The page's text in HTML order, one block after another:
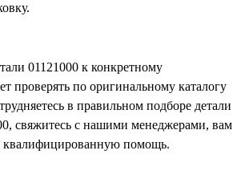
01121000 к конкретному
проверять по оригинальному каталогу
в правильном подборе детали
, свяжитесь с нашими менеджерами, вам
помощь.